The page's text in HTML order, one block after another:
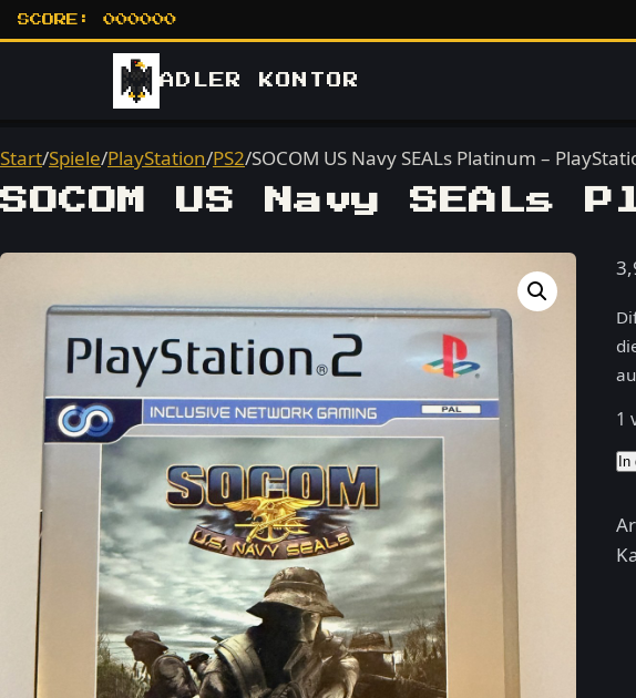
SCORE: 000000
ADLER KONTOR
Start/Spiele/PlayStation/PS2/SOCOM US Navy SEALs Platinum –
SOCOM US Navy
1
In